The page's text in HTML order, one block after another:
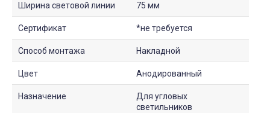
Ширина световой линии 75 мм
Сертификат *не требуется
Способ монтажа Накладной
Цвет Анодированный
Назначение
Для угловых
светильников